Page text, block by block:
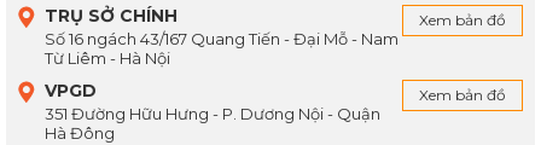
Xem bản đồ
TRỤ SỞ CHÍNH
Số 16 ngách 43/167 Quang Tiến - Đại Mỗ - Nam
Từ Liêm - Hà Nội
Xem bản đồ
VPGD
351 Đường Hữu Hưng - P. Dương Nội - Quận
Hà Đông